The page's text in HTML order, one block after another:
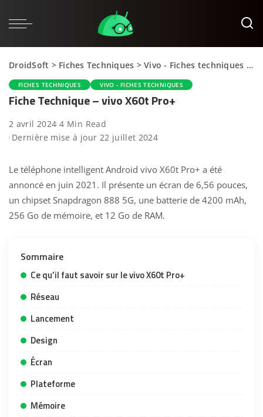
DroidSoft > Fiches Techniques >Vivo - Fiches techniques
FICHES TECHNIQUES VIVO - FICHES TECHNIQUES
Fiche Technique – vivo X60t Pro+
2 avril 2024 4 Min Read
Dernière mise à jour 22 juillet 2024
Le téléphone intelligent Android vivo X60t Pro+ a été
annoncé en juin 2021. Il présente un écran de 6,56 pouces,
un chipset Snapdragon 888 5G, une batterie de 4200 mAh,
256 Go de mémoire, et 12 Go de RAM.
Sommaire
Ce qu’il faut savoir sur le vivo X60t Pro+
Réseau
Lancement
Design
Écran
Plateforme
Mémoire